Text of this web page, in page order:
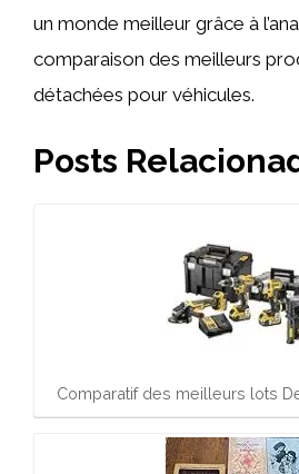
un monde meilleur grâce à
comparaison des meilleurs
détachées pour véhicules.
Posts
Comparatif des meilleurs lots